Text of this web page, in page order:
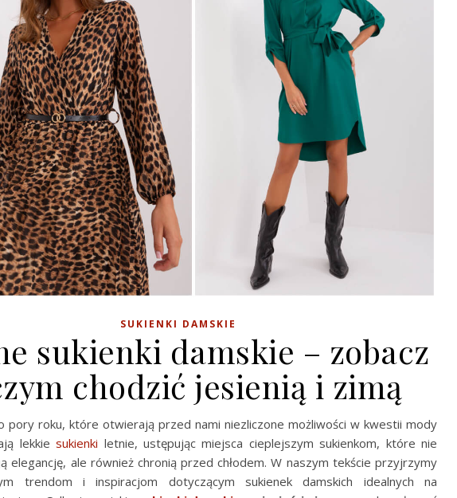
SUKIENKI DAMSKIE
sukienki damskie – zobacz
chodzić jesienią i zimą
pory roku, które otwierają przed nami niezliczone możliwości w kwestii mody
lekkiesukienki letnie, ustępując miejsca cieplejszym sukienkom, które nie
elegancję, ale również chronią przed chłodem. W naszym tekście przyjrzymy
trendom i inspiracjom dotyczącym sukienek damskich idealnych na